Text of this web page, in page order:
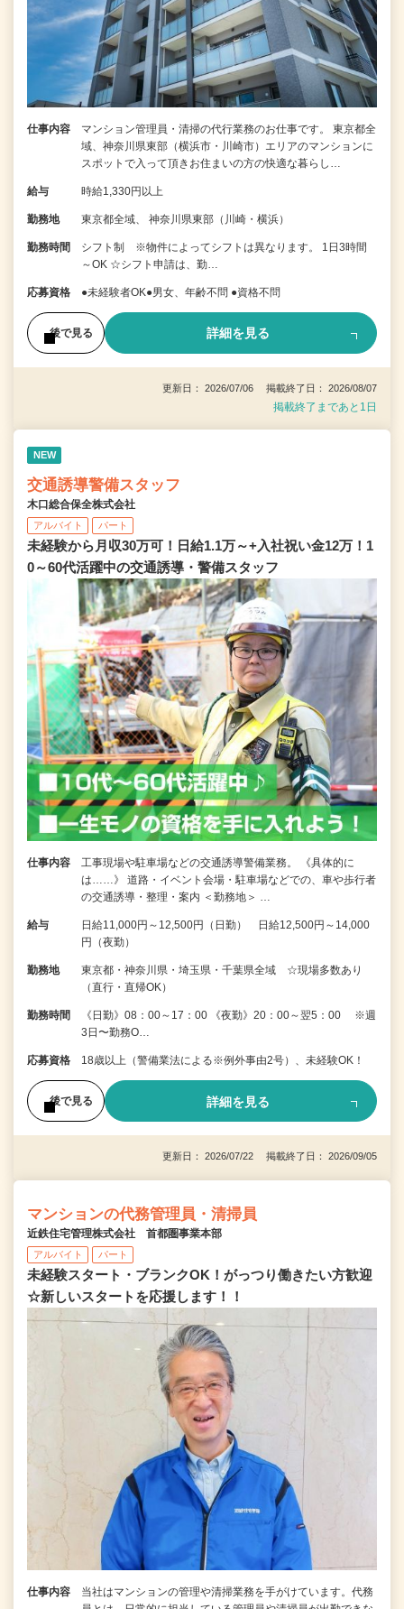
仕事内容
マンション管理員・清掃の代行業務のお仕事です。 東京都全
域、神奈川県東部（横浜市・川崎市）エリアのマンションに
スポットで入って頂きお住まいの方の快適な暮らし…
給与 時給1,330円以上
勤務地 東京都全域、 神奈川県東部（川崎・横浜）
勤務時間
シフト制 ※物件によってシフトは異なります。 1日3時間
～OK ☆シフト申請は、勤…
応募資格 ●未経験者OK●男女、年齢不問 ●資格不問
後で見る 詳細を見る
更新日： 2026/07/06 掲載終了日： 2026/08/07
掲載終了まであと1日
NEW
交通誘導警備スタッフ
木口総合保全株式会社
アルバイト パート
未経験から月収30万可！日給1.1万～+入社祝い金12万！1
0～60代活躍中の交通誘導・警備スタッフ
仕事内容
工事現場や駐車場などの交通誘導警備業務。 《具体的に
は……》 道路・イベント会場・駐車場などでの、車や歩行者
の交通誘導・整理・案内 ＜勤務地＞ …
給与
日給11,000円～12,500円（日勤） 日給12,500円～14,000
円（夜勤）
勤務地
東京都・神奈川県・埼玉県・千葉県全域 ☆現場多数あり
（直行・直帰OK）
勤務時間
《日勤》08：00～17：00 《夜勤》20：00～翌5：00 ※週
3日〜勤務O…
応募資格 18歳以上（警備業法による※例外事由2号）、未経験OK！
後で見る 詳細を見る
更新日： 2026/07/22 掲載終了日： 2026/09/05
マンションの代務管理員・清掃員
近鉄住宅管理株式会社 首都圏事業本部
アルバイト パート
未経験スタート・ブランクOK！がっつり働きたい方歓迎
☆新しいスタートを応援します！！
仕事内容
当社はマンションの管理や清掃業務を手がけています。代務